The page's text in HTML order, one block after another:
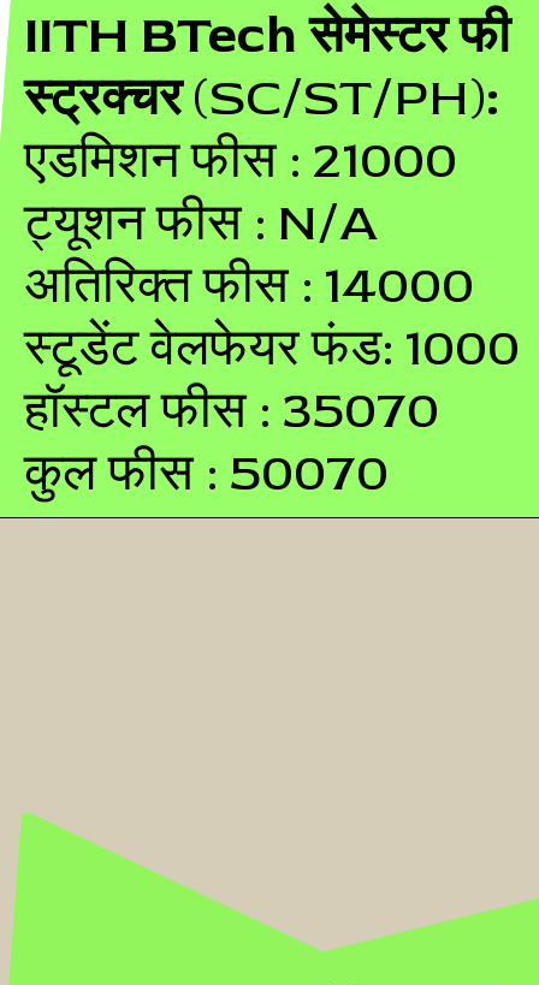
IITH BTech सेमेस्टर फी
स्ट्रक्चर(SC/ST/PH):
एडमिशन फीस : 21000
ट्यूशन फीस : N/A
अतिरिक्त फीस : 14000
स्टूडेंट वेलफेयर फंड: 1000
हॉस्टल फीस : 35070